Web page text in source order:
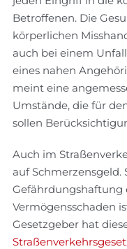
Betroffenen. Die
körperlichen
auch bei einem
eines nahen
meint eine
Umstände, die für
sollen
Auch im
auf Schmerzensgeld.
Gefährdungshaftung
Vermögensschaden
Gesetzgeber hat